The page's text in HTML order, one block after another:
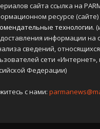
сайта ссылка на
ресурсе
технологии.
информации на
сведений,
сети
Федерации)
с нами: